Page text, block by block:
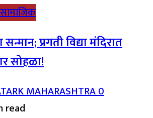
सामाजिक
प्रगती विद्या मंदिरात
सोहळा!
MAHARASHTRA0
read